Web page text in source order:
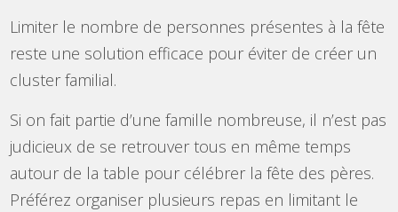
Limiter le nombre de personnes présentes à la fête
reste une solution efficace pour éviter de créer un
cluster familial.
Si on fait partie d’une famille nombreuse, il n’est pas
judicieux de se retrouver tous en même temps
autour de la table pour célébrer la fête des pères.
Préférez organiser plusieurs repas en limitant le